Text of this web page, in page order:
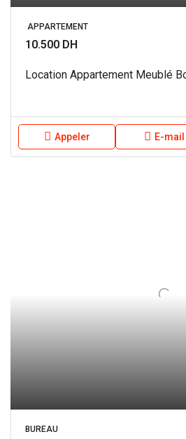
APPARTEMENT
10.500 DH
Location Appartement Meublé
Appeler E-mail
BUREAU